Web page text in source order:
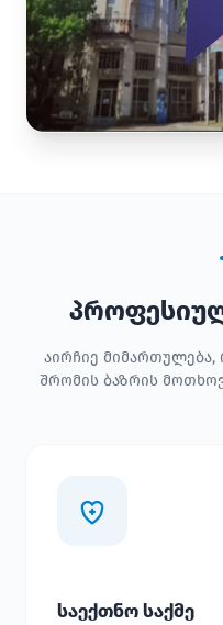
აირჩიე
შრომის ბაზრის
საექთნო საქმე